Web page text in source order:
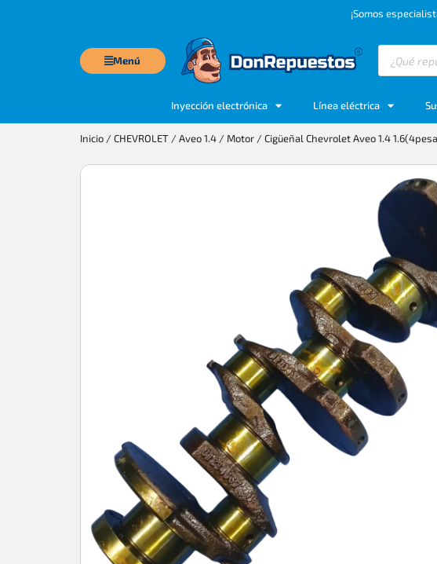
¡Somos
Menú
Inyección electrónica Línea eléctrica
Inicio /CHEVROLET /Aveo 1.4 / Motor / Cigüeñal Chevrolet Aveo 1.4